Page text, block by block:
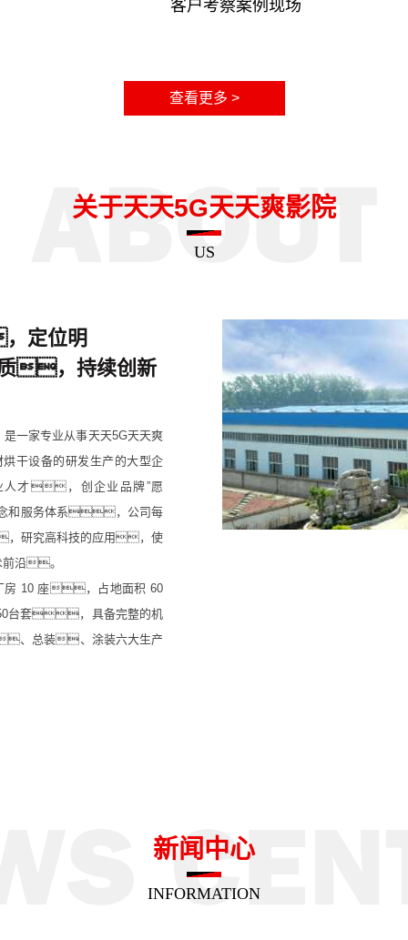
客户考察案例现场
查看更多 >
关于天天5G天天爽影院
US
定位明
，持续创新
一家专业从事天天5G天天爽
干设备的研发生产的大型企
才，创企业品牌”愿
和服务体系，公司每
，研究高科技的应用，使
前沿。
房 10 座，占地面积 60
台套，具备完整的机
总装、涂装六大生产
新闻中心
INFORMATION